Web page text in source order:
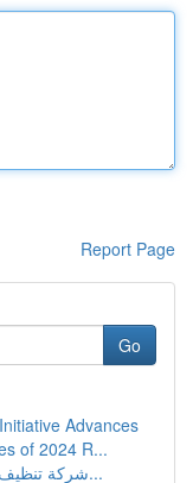
Report Page
Go
Advances
of 2024 R...
شركة تنظيف أعشاب بخارية بالرياض: المفتاح ال...